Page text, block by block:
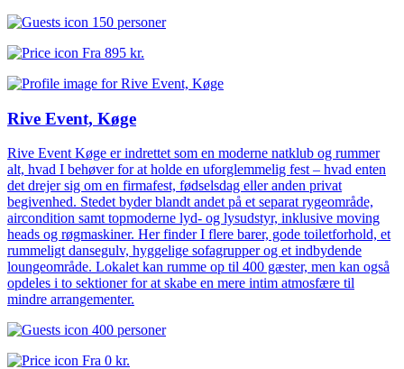
150 personer
Fra 895 kr.
Rive Event, Køge
Rive Event Køge er indrettet som en moderne natklub og rummer
alt, hvad I behøver for at holde en uforglemmelig fest – hvad enten
det drejer sig om en firmafest, fødselsdag eller anden privat
begivenhed. Stedet byder blandt andet på et separat rygeområde,
aircondition samt topmoderne lyd- og lysudstyr, inklusive moving
heads og røgmaskiner. Her finder I flere barer, gode toiletforhold, et
rummeligt dansegulv, hyggelige sofagrupper og et indbydende
loungeområde. Lokalet kan rumme op til 400 gæster, men kan også
opdeles i to sektioner for at skabe en mere intim atmosfære til
mindre arrangementer.
400 personer
Fra 0 kr.